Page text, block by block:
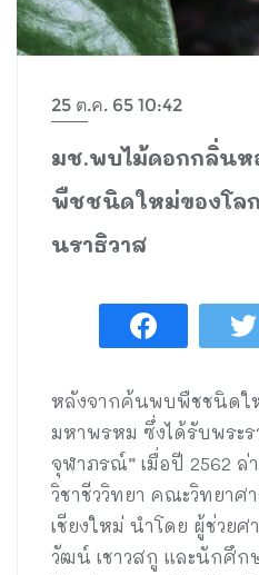
25 ต.ค. 65 10:42
มช.พบไม้ดอกกลิ่นห
พืชชนิดใหม่ของโล
นราธิวาส
หลังจากค้นพบพืชชนิดใ
มหาพรหม ซึ่งได้รับพระ
จุฬาภรณ์” เมื่อปี 2562
วิชาชีววิทยา คณะวิทยาศ
เชียงใหม่ นำโดย ผู้ช่วย
วัฒน์ เชาวสกู และนักศึก